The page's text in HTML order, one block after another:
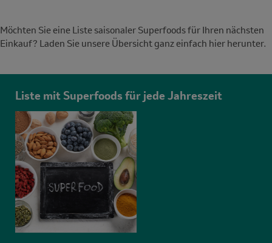
Möchten Sie eine Liste saisonaler Superfoods für Ihren nächsten
Einkauf? Laden Sie unsere Übersicht ganz einfach hier herunter.
Liste mit Superfoods für jede Jahreszeit